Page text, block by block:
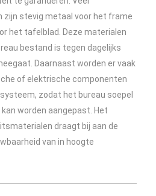
zijn stevig metaal voor het frame
het tafelblad. Deze materialen
bestand is tegen dagelijks
Daarnaast worden er vaak
of elektrische componenten
zodat het bureau soepel
worden aangepast. Het
draagt bij aan de
van in hoogte